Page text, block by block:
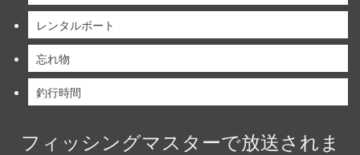
レンタルボート
忘れ物
釣行時間
フィッシングマスターで放送されま